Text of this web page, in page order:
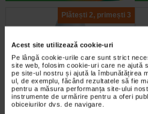
Acest site utilizează cookie-uri
Pe lângă cookie-urile care sunt strict
site web, folosim cookie-uri care ne ajută
pe site-ul nostru și ajută la îmbunătățirea
ul, de exemplu, făcând rezultatele să fie
pentru a măsura performanța site-ului
instrumente de urmărire pentru a oferi
obiceiurilor dvs. de navigare.
Plătești 2, primești 3
Deodorant Roll-on Delicacy, 50